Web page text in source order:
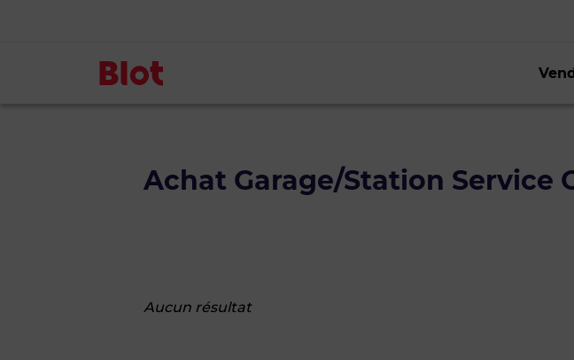
Achat Garage/Station Service
Aucun résultat